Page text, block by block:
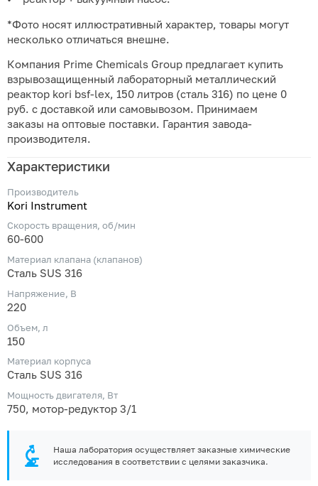
*Фото носят иллюстративный характер, товары могут
несколько отличаться внешне.
Компания Prime Chemicals Group предлагает купить
взрывозащищенный лабораторный металлический
реактор kori bsf-lex, 150 литров (сталь 316) по цене 0
руб. с доставкой или самовывозом. Принимаем
заказы на оптовые поставки. Гарантия завода-
производителя.
Характеристики
Производитель
Kori Instrument
Скорость вращения, об/мин
60-600
Материал клапана (клапанов)
Сталь SUS 316
Напряжение, В
220
Объем, л
150
Материал корпуса
Сталь SUS 316
Мощность двигателя, Вт
750, мотор-редуктор 3/1
Наша лаборатория осуществляет заказные химические
исследования в соответствии с целями заказчика.